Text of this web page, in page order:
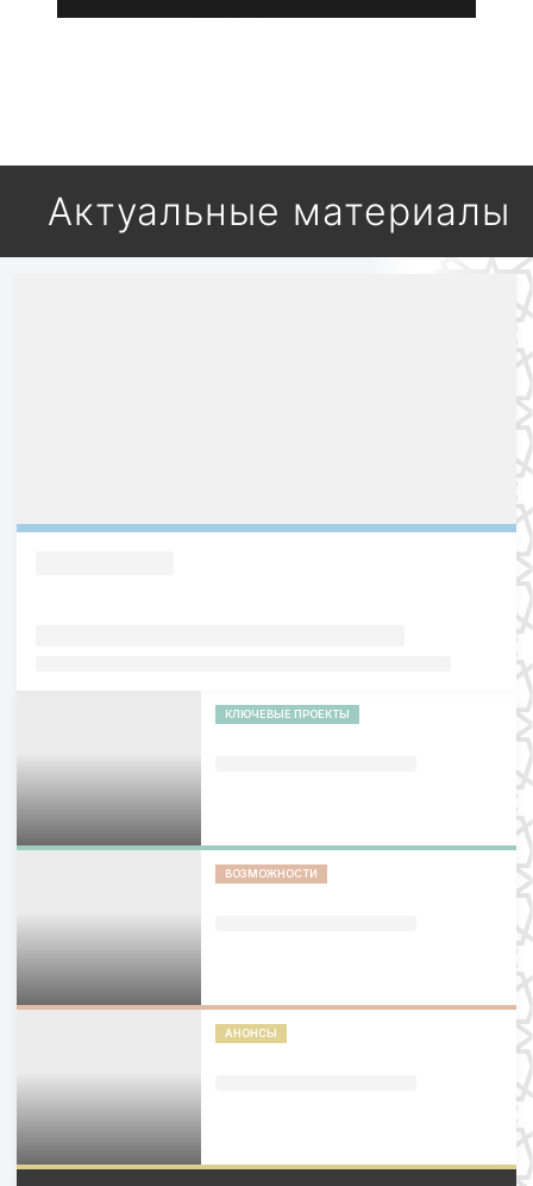
Актуальные материалы
КЛЮЧЕВЫЕ ПРОЕКТЫ
ВОЗМОЖНОСТИ
АНОНСЫ